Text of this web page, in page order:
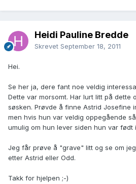
Heidi Pauline Bredde
Skrevet September 18, 2011
Hei.
Se her ja, dere fant noe veldig
Dette var morsomt. Har lurt litt på dette
søsken. Prøvde å finne Astrid Josefine
men hvis hun var veldig oppegående
umulig om hun lever siden hun var født i
Jeg får prøve å "grave" litt og se om
etter Astrid eller Odd.
Takk for hjelpen ;-)